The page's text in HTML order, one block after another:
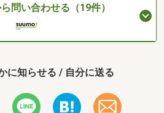
問い合わせる（19件）
に知らせる / 自分に送る